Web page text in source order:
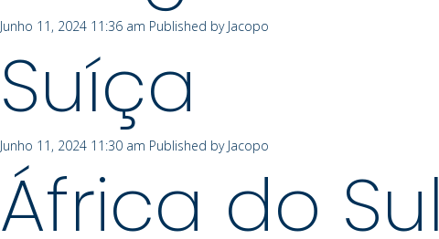
Junho 11, 2024 11:36 am Published by Jacopo
Suíça
Junho 11, 2024 11:30 am Published by Jacopo
África do Sul